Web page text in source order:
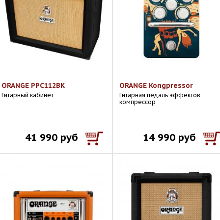
ORANGE PPC112BK
Гитарный кабинет
41 990 руб
ORANGE Kongpressor
Гитарная педаль эффектов
компрессор
14 990 руб